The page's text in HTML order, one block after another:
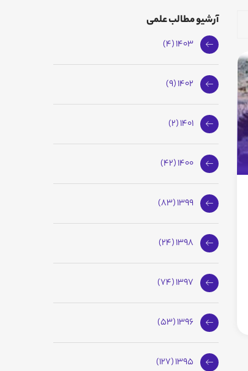
آرشیو مطالب علمی
1403 (4)
1402 (9)
1401 (2)
1400 (42)
1399 (83)
1398 (24)
1397 (74)
1396 (53)
1395 (127)